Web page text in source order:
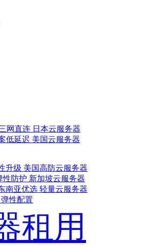
网直连 日本云服务器
低延迟 美国云服务器
升级 美国高防云服务器
性防护 新加坡云服务器
南亚优选 轻量云服务器
性配置
租用